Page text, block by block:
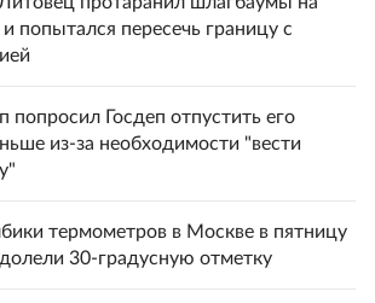
попытался пересечь границу с
попросил Госдеп отпустить его
из-за необходимости "вести
термометров в Москве в пятницу
30-градусную отметку